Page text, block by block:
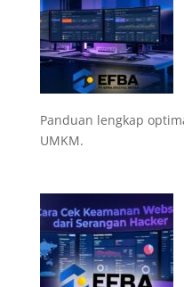
Panduan lengkap
UMKM.